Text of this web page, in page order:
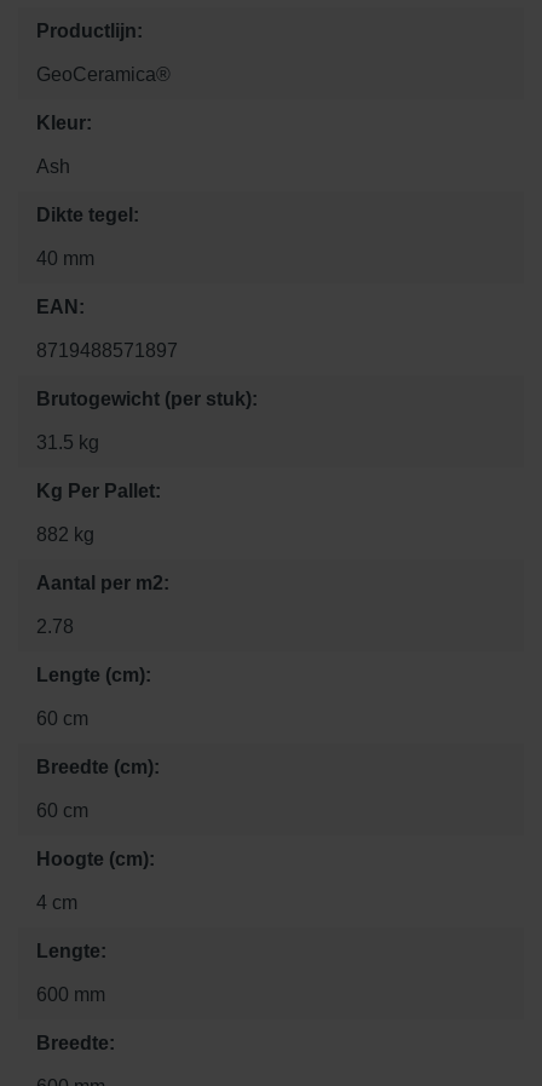
Productlijn:
GeoCeramica®
Kleur:
Ash
Dikte tegel:
40 mm
EAN:
8719488571897
Brutogewicht (per stuk):
31.5 kg
Kg Per Pallet:
882 kg
Aantal per m2:
2.78
Lengte (cm):
60 cm
Breedte (cm):
60 cm
Hoogte (cm):
4 cm
Lengte:
600 mm
Breedte: